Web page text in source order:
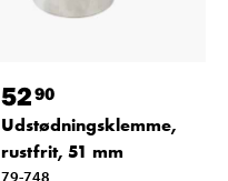
5290
Udstødningsklemme,
rustfrit, 51 mm
79-748